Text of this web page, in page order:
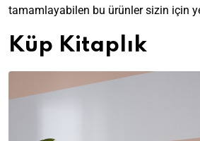
tamamlayabilen bu ürünler sizin için
Küp Kitaplık